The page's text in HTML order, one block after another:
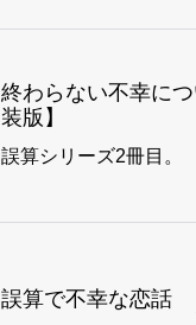
終わらない不幸に
装版】
誤算シリーズ2冊目。
誤算で不幸な恋話